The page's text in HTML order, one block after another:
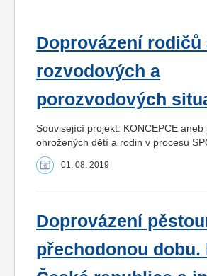
Doprovázení rodičů
rozvodových a
porozvodových
Související projekt: KONCEPCE aneb
ohrožených dětí a rodin v procesu
01. 08. 2019
Doprovázení
přechodonou dobu.